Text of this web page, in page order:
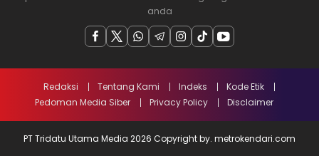
anda
Redaksi Tentang Kami Indeks
Kode Etik
Pedoman Media Siber
Privacy Policy Disclaimer
PT Tridatu Utama Media 2026 Copyright by. metrokendari.com